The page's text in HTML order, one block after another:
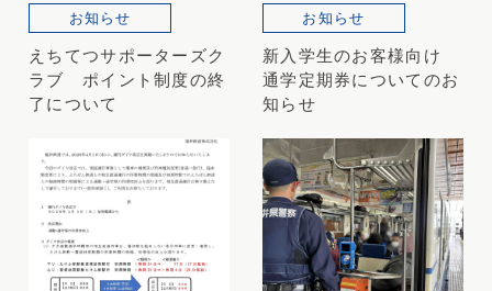
お知らせ
えちてつサポーターズク
ラブ ポイント制度の終
了について
お知らせ
新入学生のお客様向け
通学定期券についてのお
知らせ